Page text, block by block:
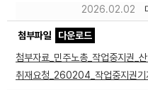
2026.02.02
첨부파일
다운로드
첨부자료_민주노총_작업중지권_
취재요청_260204_작업중지권
노동상담
자료